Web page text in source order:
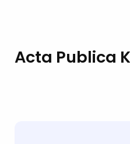
Acta Publica